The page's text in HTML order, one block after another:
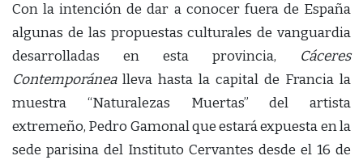
Con la intención de dar a conocer fuera de España
algunas de las propuestas culturales de vanguardia
desarrolladas en esta provincia, Cáceres
Contemporánealleva hasta la capital de Francia la
muestra “Naturalezas Muertas” del artista
extremeño, Pedro Gamonal que estará expuesta en la
sede parisina del Instituto Cervantes desde el 16 de